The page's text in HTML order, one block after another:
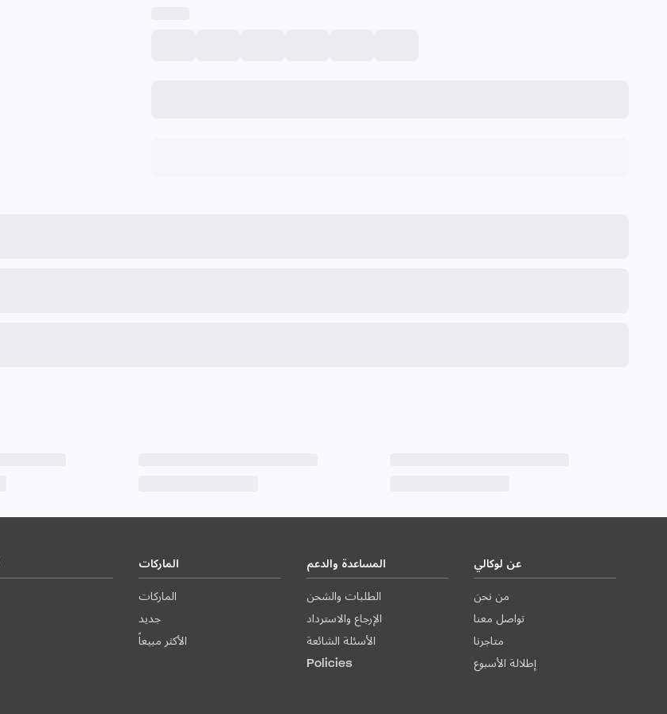
الماركات
الماركات
جديد
الأكثر مبيعاً
المساعدة والدعم
الطلبات والشحن
الإرجاع والاسترداد
الأسئلة الشائعة
Policies
عن لوكالي
من نحن
تواصل معنا
متاجرنا
إطلالة الأسبوع